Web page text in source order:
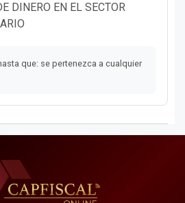
DINERO EN EL SECTOR
que: se pertenezca a cualquier